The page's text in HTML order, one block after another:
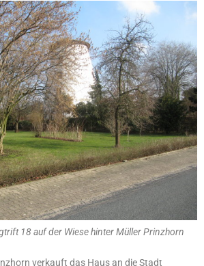
18 auf der Wiese hinter Müller Prinzhorn
verkauft das Haus an die Stadt